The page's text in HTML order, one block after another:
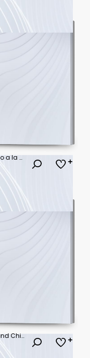
Mujer emocionada y sonriente mirando a la cámara mientras apunta con los dedos hacia un costado sobre un fondo amarillo liso y aislado. Vista de frente. Copy space
Create a professional Baby Products and Childcare Outline Icon Set containing exactly 60 unique thin line vector icons. Use a modern minimal outline design with editable stroke, 2 px consistent line w